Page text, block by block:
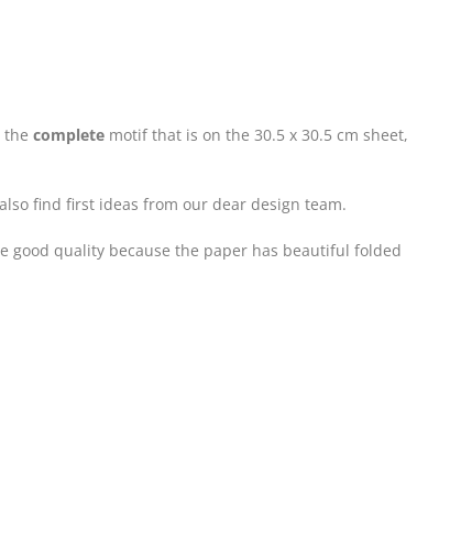
the complete motif that is on the 30.5 x 30.5 cm sheet,
find first ideas from our dear design team.
good quality because the paper has beautiful folded